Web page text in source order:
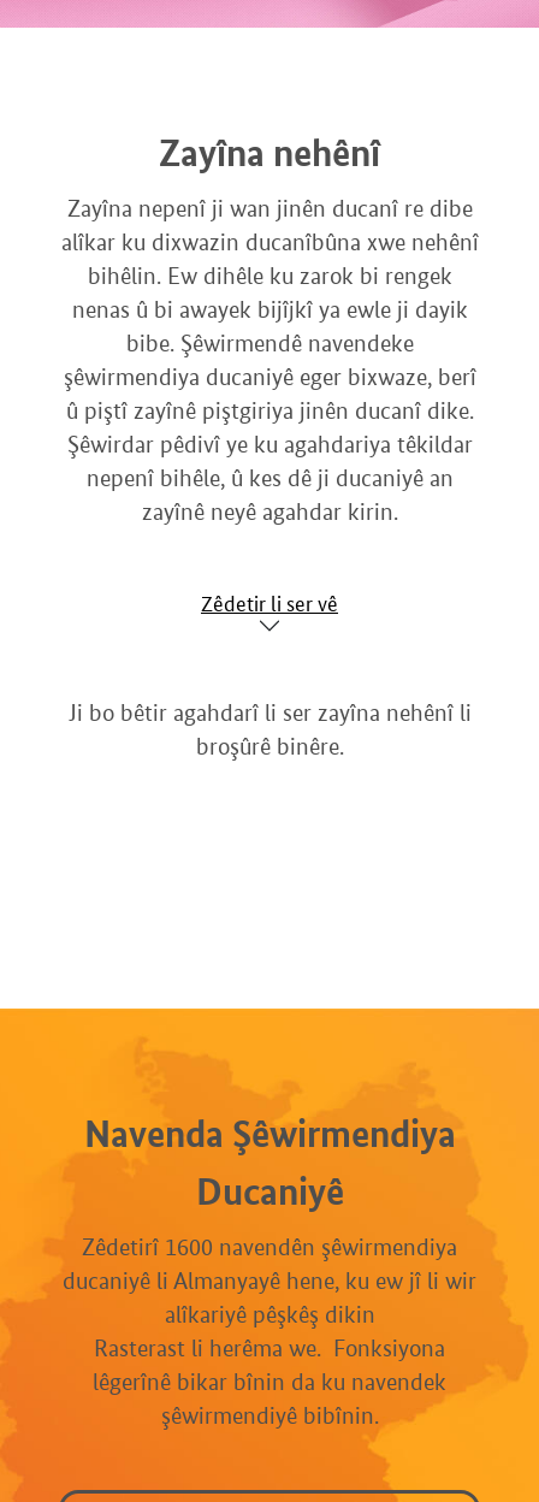
Zayîna nehênî
Zayîna nepenî ji wan jinên ducanî re dibe
alîkar ku dixwazin ducanîbûna xwe nehênî
bihêlin. Ew dihêle ku zarok bi rengek
nenas û bi awayek bijîjkî ya ewle ji dayik
bibe. Şêwirmendê navendeke
şêwirmendiya ducaniyê eger bixwaze, berî
û piştî zayînê piştgiriya jinên ducanî dike.
Şêwirdar pêdivî ye ku agahdariya têkildar
nepenî bihêle, û kes dê ji ducaniyê an
zayînê neyê agahdar kirin.
Zêdetir li ser vê
Ji bo bêtir agahdarî li ser zayîna nehênî li
broşûrê binêre.
Navenda Şêwirmendiya
Ducaniyê
Zêdetirî 1600 navendên şêwirmendiya
ducaniyê li Almanyayê hene, ku ew jî li wir
alîkariyê pêşkêş dikin
Rasterast li herêma we. Fonksiyona
lêgerînê bikar bînin da ku navendek
şêwirmendiyê bibînin.